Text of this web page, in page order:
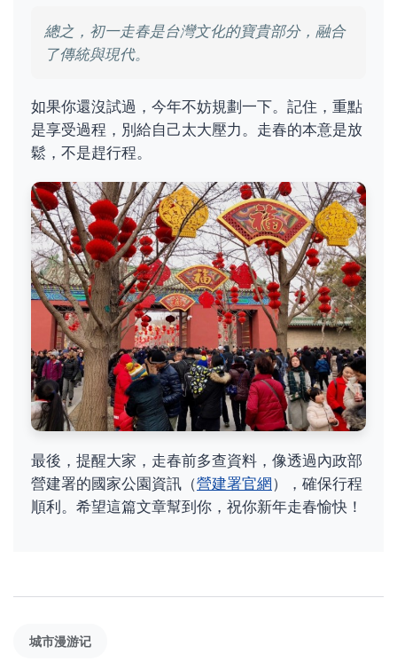
總之，初一走春是台灣文化的寶貴部分，融合
了傳統與現代。
如果你還沒試過，今年不妨規劃一下。記住，重點
是享受過程，別給自己太大壓力。走春的本意是放
鬆，不是趕行程。
最後，提醒大家，走春前多查資料，像透過內政部
營建署的國家公園資訊（營建署官網），確保行程
順利。希望這篇文章幫到你，祝你新年走春愉快！
城市漫游记